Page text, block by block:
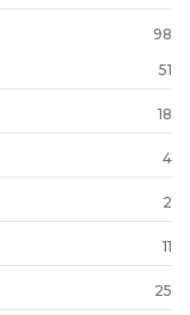
98
51
18
4
2
11
25